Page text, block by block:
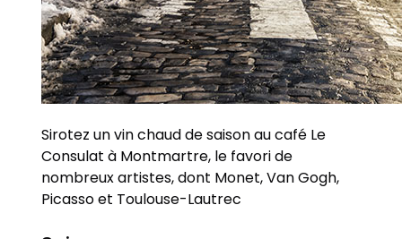
Sirotez un vin chaud de saison au café Le
Consulat à Montmartre, le favori de
nombreux artistes, dont Monet, Van Gogh,
Picasso et Toulouse-Lautrec